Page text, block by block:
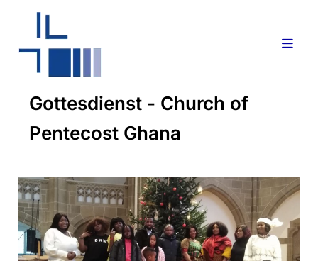
Gottesdienst - Church of
Pentecost Ghana